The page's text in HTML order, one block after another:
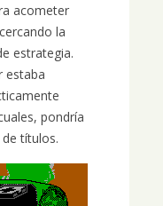
acometer
la
estrategia.
estaba
pondría
títulos.